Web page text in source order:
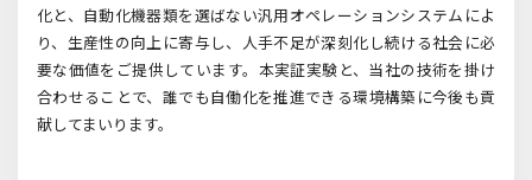
化と、自動化機器類を選ばない汎用オペレーションシステムによ
り、生産性の向上に寄与し、人手不足が深刻化し続ける社会に必
要な価値をご提供しています。本実証実験と、当社の技術を掛け
合わせることで、誰でも自働化を推進できる環境構築に今後も貢
献してまいります。